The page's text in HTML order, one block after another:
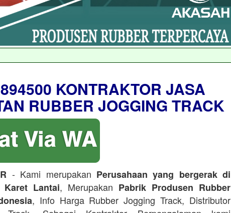
KONTRAKTOR JASA
RUBBER JOGGING TRACK
- Kami merupakan Perusahaan yang bergerak di
Lantai, Merupakan Pabrik Produsen Rubber
, Info Harga Rubber Jogging Track, Distributor